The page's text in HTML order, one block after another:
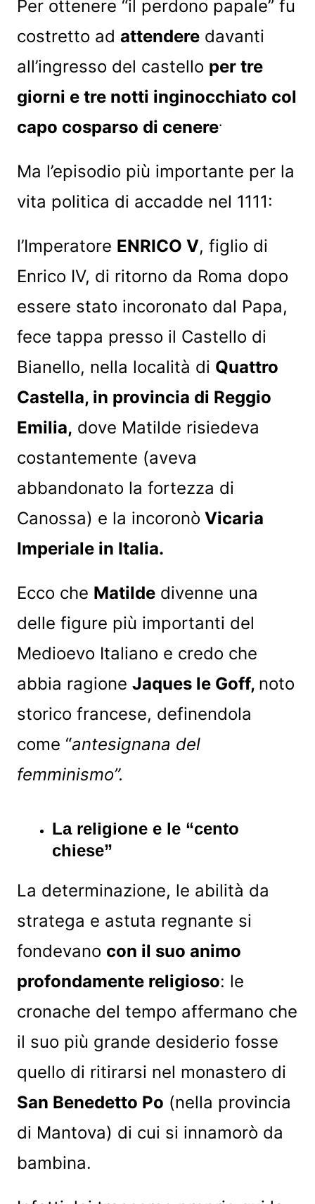
Per ottenere “il perdono papale” fu
costretto ad attenderedavanti
all’ingresso del castello per tre
giorni e tre notti inginocchiato col
capo cosparso di cenere.
Ma l’episodio più importante per la
vita politica di accadde nel 1111:
l’Imperatore ENRICO V, figlio di
Enrico IV, di ritorno da Roma dopo
essere stato incoronato dal Papa,
fece tappa presso il Castello di
Bianello, nella località di Quattro
Castella, in provincia di Reggio
Emilia, dove Matilde risiedeva
costantemente (aveva
abbandonato la fortezza di
Canossa) e la incoronò Vicaria
Imperiale in Italia.
Ecco che Matildedivenne una
delle figure più importanti del
Medioevo Italiano e credo che
abbia ragione Jaques le Goff, noto
storico francese, definendola
come “antesignana del
femminismo”.
La religione e le “cento
chiese”
La determinazione, le abilità da
stratega e astuta regnante si
fondevano con il suo animo
profondamente religioso: le
cronache del tempo affermano che
il suo più grande desiderio fosse
quello di ritirarsi nel monastero di
San Benedetto Po (nella provincia
di Mantova) di cui si innamorò da
bambina.